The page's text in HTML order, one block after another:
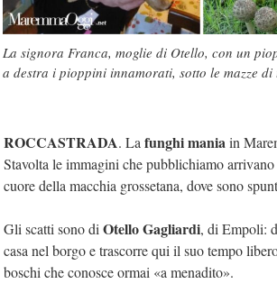
La signora Franca, moglie di Otello, con un
a destra i pioppini innamorati, sotto le mazze di
ROCCASTRADA. La funghi maniain
Stavolta le immagini che pubblichiamo arrivano
cuore della macchia grossetana, dove sono
Gli scatti sono di Otello Gagliardi, di Empoli:
casa nel borgo e trascorre qui il suo tempo
boschi che conosce ormai «a menadito».